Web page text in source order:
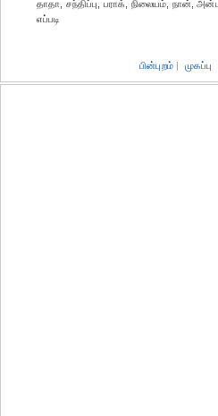
தாதா, சந்திப்பு, பராக், நிலையம், நான்,
எப்படி
பின்புறம் | முகப்பு